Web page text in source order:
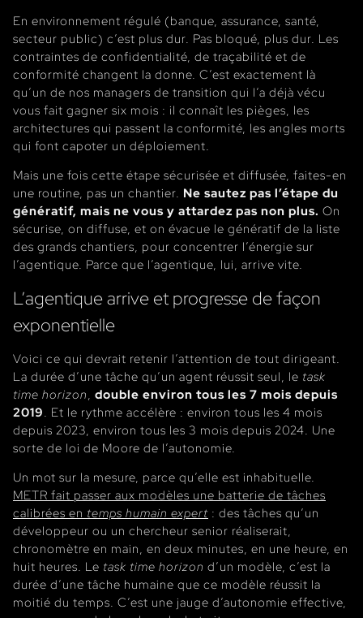
En environnement régulé (banque, assurance, santé,
secteur public) c’est plus dur. Pas bloqué, plus dur. Les
contraintes de confidentialité, de traçabilité et de
conformité changent la donne. C’est exactement là
qu’un de nos managers de transition qui l’a déjà vécu
vous fait gagner six mois : il connaît les pièges, les
architectures qui passent la conformité, les angles morts
qui font capoter un déploiement.
Mais une fois cette étape sécurisée et diffusée, faites-en
une routine, pas un chantier. Ne sautez pas l’étape du
génératif, mais ne vous y attardez pas non plus. On
sécurise, on diffuse, et on évacue le génératif de la liste
des grands chantiers, pour concentrer l’énergie sur
l’agentique. Parce que l’agentique, lui, arrive vite.
L’agentique arrive et progresse de façon
exponentielle
Voici ce qui devrait retenir l’attention de tout dirigeant.
La durée d’une tâche qu’un agent réussit seul, le task
time horizon, double environ tous les 7 mois depuis
2019. Et le rythme accélère : environ tous les 4 mois
depuis 2023, environ tous les 3 mois depuis 2024. Une
sorte de loi de Moore de l’autonomie.
Un mot sur la mesure, parce qu’elle est inhabituelle.
METR fait passer aux modèles une batterie de tâches
calibrées en temps humain expert : des tâches qu’un
développeur ou un chercheur senior réaliserait,
chronomètre en main, en deux minutes, en une heure, en
huit heures. Le task time horizon d’un modèle, c’est la
durée d’une tâche humaine que ce modèle réussit la
moitié du temps. C’est une jauge d’autonomie effective,